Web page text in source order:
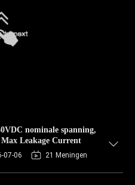
nominale spanning,
Leakage Current
07-06 21 Meningen